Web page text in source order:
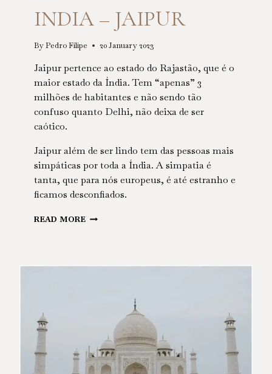
INDIA – JAIPUR
ByPedro Filipe 20 January 2023
Jaipur pertence ao estado do Rajastão, que é o
maior estado da Índia. Tem “apenas” 3
milhões de habitantes e não sendo tão
confuso quanto Delhi, não deixa de ser
caótico.
Jaipur além de ser lindo tem das pessoas mais
simpáticas por toda a Índia. A simpatia é
tanta, que para nós europeus, é até estranho e
ficamos desconfiados.
READ MORE INDIA